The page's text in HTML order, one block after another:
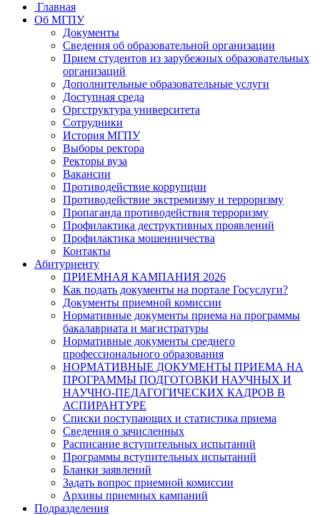
Главная
Об МГПУ
Документы
Сведения об образовательной организации
Прием студентов из зарубежных образовательных
организаций
Дополнительные образовательные услуги
Доступная среда
Оргструктура университета
Сотрудники
История МГПУ
Выборы ректора
Ректоры вуза
Вакансии
Противодействие коррупции
Противодействие экстремизму и терроризму
Пропаганда противодействия терроризму
Профилактика деструктивных проявлений
Профилактика мошенничества
Контакты
Абитуриенту
ПРИЕМНАЯ КАМПАНИЯ 2026
Как подать документы на портале Госуслуги?
Документы приемной комиссии
Нормативные документы приема на программы
бакалавриата и магистратуры
Нормативные документы среднего
профессионального образования
НОРМАТИВНЫЕ ДОКУМЕНТЫ ПРИЕМА НА
ПРОГРАММЫ ПОДГОТОВКИ НАУЧНЫХ И
НАУЧНО-ПЕДАГОГИЧЕСКИХ КАДРОВ В
АСПИРАНТУРЕ
Списки поступающих и статистика приема
Сведения о зачисленных
Расписание вступительных испытаний
Программы вступительных испытаний
Бланки заявлений
Задать вопрос приемной комиссии
Архивы приемных кампаний
Подразделения